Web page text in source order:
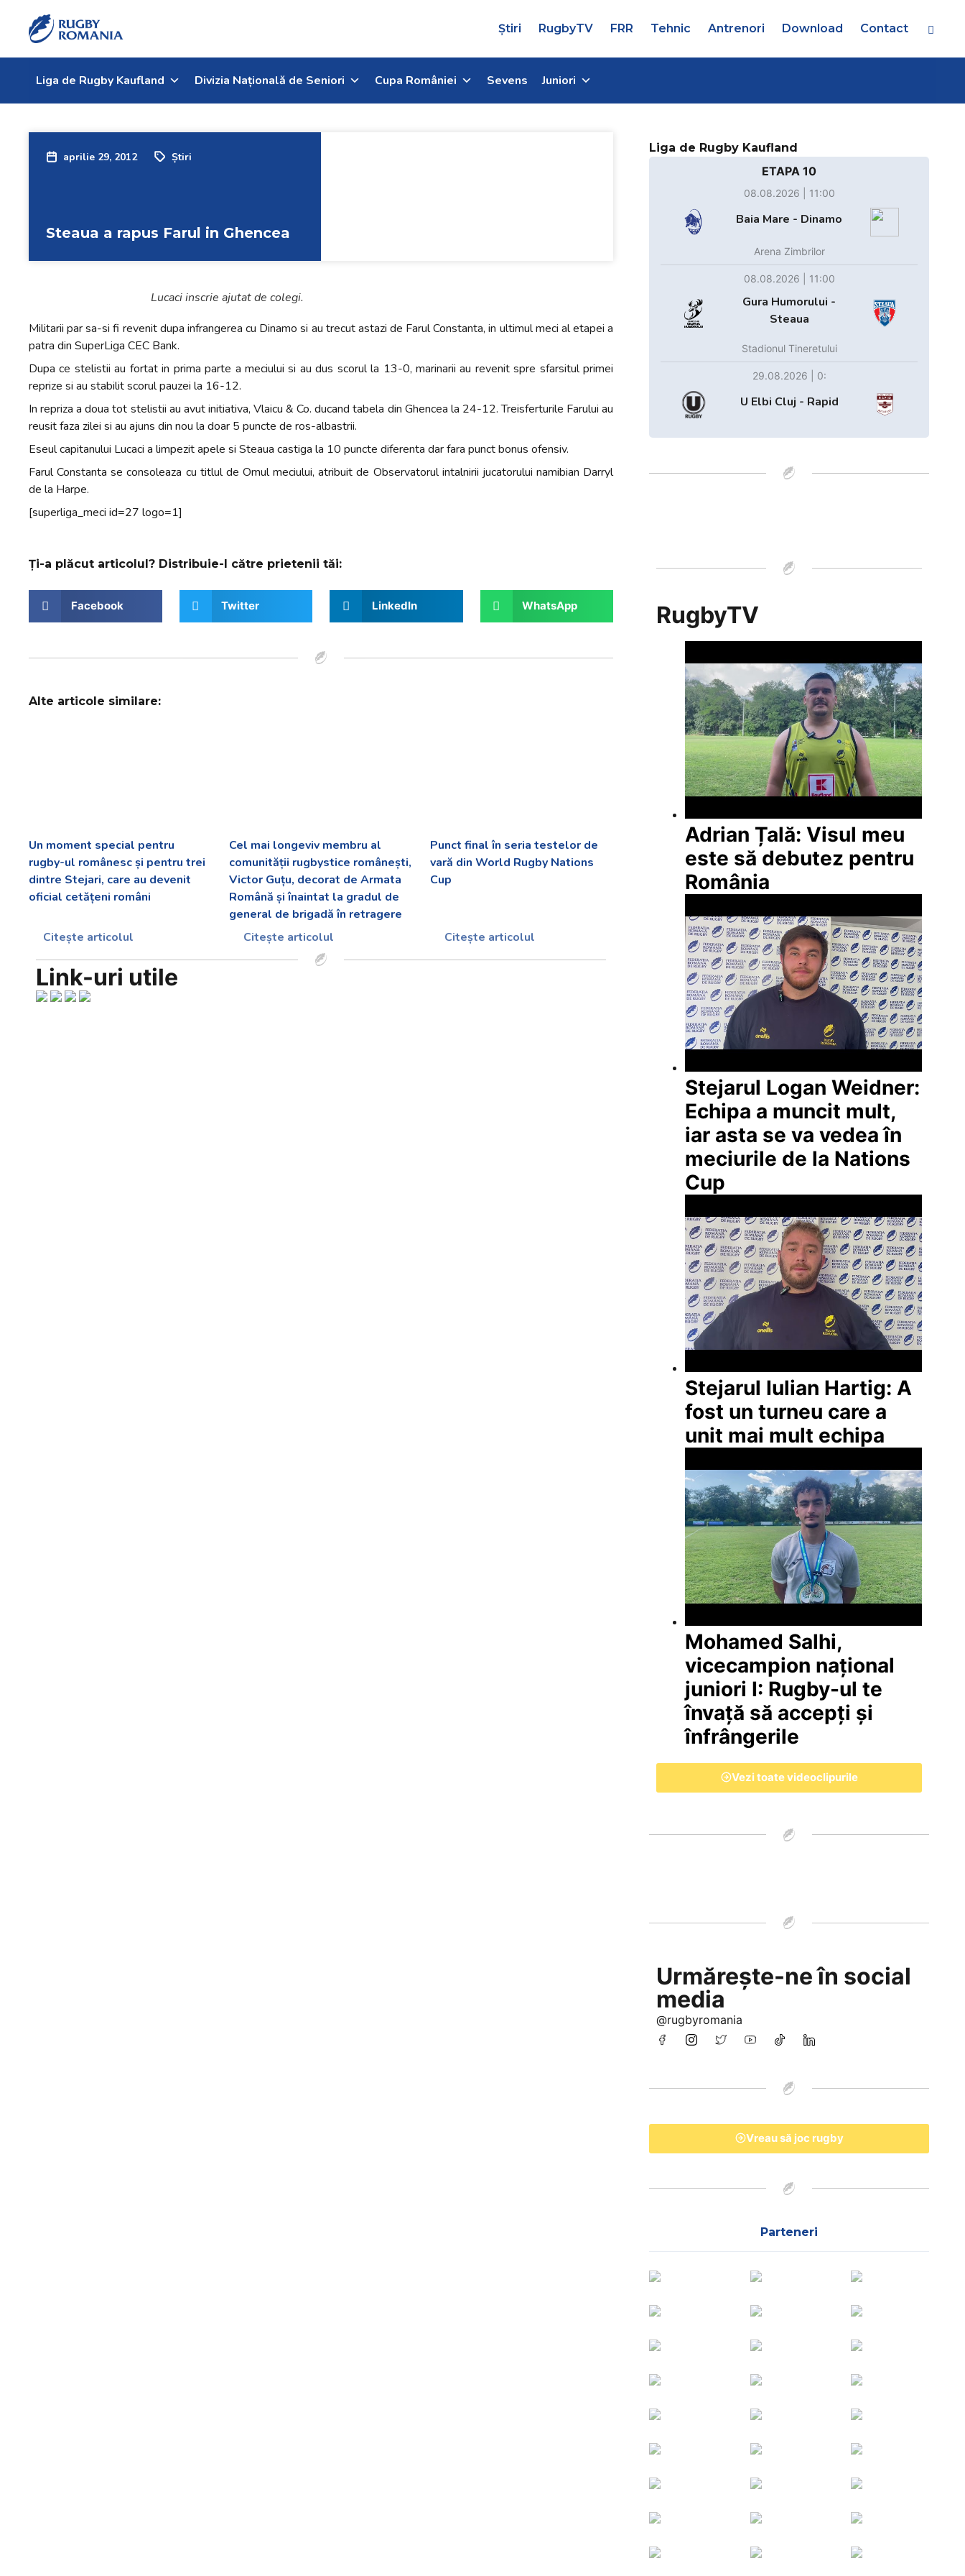
Știri RugbyTV FRR Tehnic Antrenori Download Contact
Liga de Rugby Kaufland Divizia Națională de Seniori Cupa României Sevens Juniori
aprilie 29, 2012 Știri
Steaua a rapus Farul in Ghencea
Lucaci inscrie ajutat de colegi.
Militarii par sa-si fi revenit dupa infrangerea cu Dinamo si au trecut astazi de Farul Constanta, in ultimul meci al etapei a
patra din SuperLiga CEC Bank.
Dupa ce stelistii au fortat in prima parte a meciului si au dus scorul la 13-0, marinarii au revenit spre sfarsitul primei
reprize si au stabilit scorul pauzei la 16-12.
In repriza a doua tot stelistii au avut initiativa, Vlaicu & Co. ducand tabela din Ghencea la 24-12. Treisferturile Farului au
reusit faza zilei si au ajuns din nou la doar 5 puncte de ros-albastrii.
Eseul capitanului Lucaci a limpezit apele si Steaua castiga la 10 puncte diferenta dar fara punct bonus ofensiv.
Farul Constanta se consoleaza cu titlul de Omul meciului, atribuit de Observatorul intalnirii jucatorului namibian Darryl
de la Harpe.
[superliga_meci id=27 logo=1]
Ți-a plăcut articolul? Distribuie-l către prietenii tăi:
Facebook Twitter LinkedIn WhatsApp
Alte articole similare:
Un moment special pentru
rugby-ul românesc și pentru trei
dintre Stejari, care au devenit
oficial cetățeni români
Citește articolul
Cel mai longeviv membru al
comunității rugbystice românești,
Victor Guțu, decorat de Armata
Română și înaintat la gradul de
general de brigadă în retragere
Citește articolul
Punct final în seria testelor de
vară din World Rugby Nations
Cup
Citește articolul
Link-uri utile
Liga de Rugby Kaufland
ETAPA 10
08.08.2026 | 11:00
Baia Mare - Dinamo
Arena Zimbrilor
08.08.2026 | 11:00
Gura Humorului -
Steaua
Stadionul Tineretului
29.08.2026 | 0:
U Elbi Cluj - Rapid
RugbyTV
Adrian Țală: Visul meu
este să debutez pentru
România
Stejarul Logan Weidner:
Echipa a muncit mult,
iar asta se va vedea în
meciurile de la Nations
Cup
Stejarul Iulian Hartig: A
fost un turneu care a
unit mai mult echipa
Mohamed Salhi,
vicecampion național
juniori I: Rugby-ul te
învață să accepți și
înfrângerile
Vezi toate videoclipurile
Urmărește-ne în social
media
@rugbyromania
Vreau să joc rugby
Parteneri